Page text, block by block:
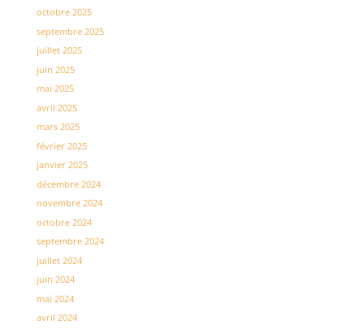
octobre 2025
septembre 2025
juillet 2025
juin 2025
mai 2025
avril 2025
mars 2025
février 2025
janvier 2025
décembre 2024
novembre 2024
octobre 2024
septembre 2024
juillet 2024
juin 2024
mai 2024
avril 2024